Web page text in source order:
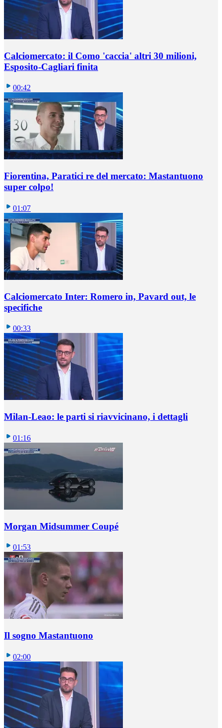
Calciomercato: il Como 'caccia' altri 30 milioni,
Esposito-Cagliari finita
00:42
Fiorentina, Paratici re del mercato: Mastantuono
super colpo!
01:07
Calciomercato Inter: Romero in, Pavard out, le
specifiche
00:33
Milan-Leao: le parti si riavvicinano, i dettagli
01:16
Morgan Midsummer Coupé
01:53
Il sogno Mastantuono
02:00